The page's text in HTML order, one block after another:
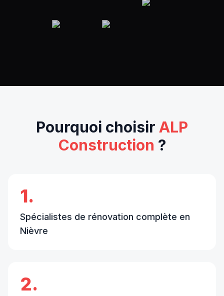
Pourquoi choisir ALP
Construction ?
1.
Spécialistes de rénovation complète en
Nièvre
2.